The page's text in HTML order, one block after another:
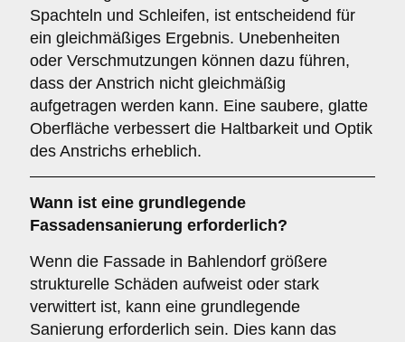
Spachteln und Schleifen, ist entscheidend für
ein gleichmäßiges Ergebnis. Unebenheiten
oder Verschmutzungen können dazu führen,
dass der Anstrich nicht gleichmäßig
aufgetragen werden kann. Eine saubere, glatte
Oberfläche verbessert die Haltbarkeit und Optik
des Anstrichs erheblich.
Wann ist eine grundlegende
Fassadensanierung erforderlich?
Wenn die Fassade in Bahlendorf größere
strukturelle Schäden aufweist oder stark
verwittert ist, kann eine grundlegende
Sanierung erforderlich sein. Dies kann das